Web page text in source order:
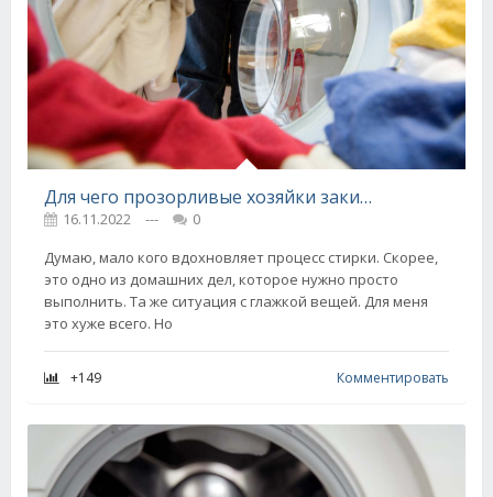
Для чего прозорливые хозяйки закидывают пару кубиков льда в стиральную машинку
16.11.2022 ---
0
Думаю, мало кого вдохновляет процесс стирки. Скорее,
это одно из домашних дел, которое нужно просто
выполнить. Та же ситуация с глажкой вещей. Для меня
это хуже всего. Но
+149 Комментировать